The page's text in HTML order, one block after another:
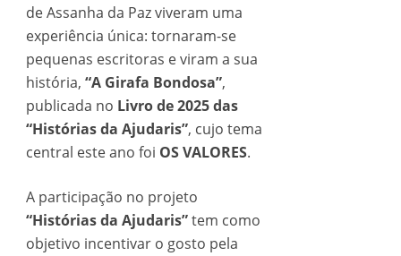
de Assanha da Paz viveram uma
experiência única: tornaram-se
pequenas escritoras e viram a sua
história, “A Girafa Bondosa”,
publicada no Livro de 2025 das
“Histórias da Ajudaris”, cujo tema
central este ano foi OS VALORES.
A participação no projeto
“Histórias da Ajudaris”tem como
objetivo incentivar o gosto pela